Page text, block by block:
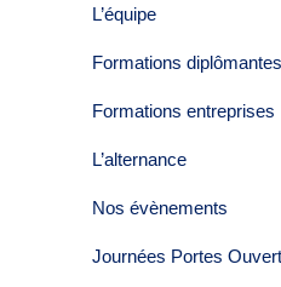
L’équipe
Formations diplômantes
Formations entreprises
L’alternance
Nos évènements
Journées Portes